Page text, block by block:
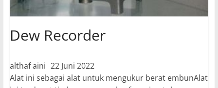
Dew Recorder
althaf aini 22 Juni 2022
Alat ini sebagai alat untuk mengukur berat embunAlat